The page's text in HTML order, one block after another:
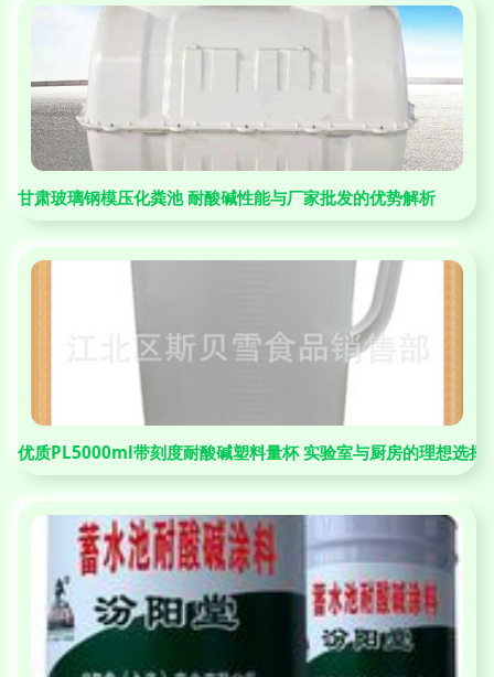
甘肃玻璃钢模压化粪池 耐酸碱性能与厂家批发的优势解析
优质PL5000ml带刻度耐酸碱塑料量杯 实验室与厨房的理想选择